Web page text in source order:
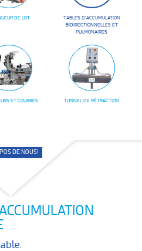
DE LOT
TABLES D'ACCUMULATION
BIDIRECTIONNELLES ET
PULMONAIRES
ET COURBES TUNNEL DE RÉTRACTION
DE NOUS!